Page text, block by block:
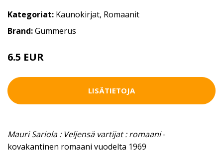
Kategoriat: Kaunokirjat, Romaanit
Brand:Gummerus
6.5 EUR
LISÄTIETOJA
Mauri Sariola : Veljensä vartijat : romaani-
kovakantinen romaani vuodelta 1969